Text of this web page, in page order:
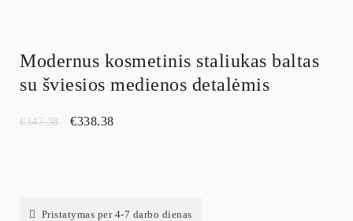
Modernus kosmetinis staliukas baltas
su šviesios medienos detalėmis
€347.38 €338.38
Pristatymas per 4-7 darbo dienas